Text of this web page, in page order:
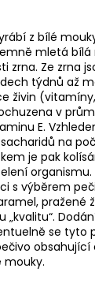
z bílé
mletá
Ze zrna
týdnů až
živin
v
E.
na
je pak
organismu.
s výběrem
se
mouky.
2501
1 899